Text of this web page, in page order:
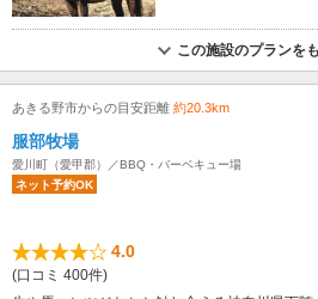
この施設のプランを
あきる野市からの目安距離 約20.3km
服部牧場
愛川町（愛甲郡）／BBQ・バーベキュー場
ネット予約OK
4.0
(口コミ 400件)